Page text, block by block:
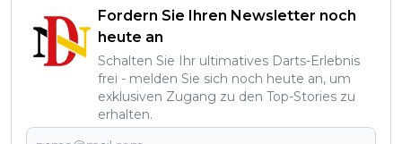
Fordern Sie Ihren Newsletter noch
heute an
Schalten Sie Ihr ultimatives Darts-Erlebnis
frei - melden Sie sich noch heute an, um
exklusiven Zugang zu den Top-Stories zu
erhalten.